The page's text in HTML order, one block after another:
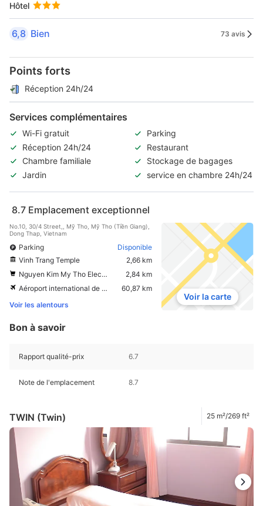
Hôtel
6,8 Bien 73 avis
Points forts
Réception 24h/24
Services complémentaires
Wi-Fi gratuit
Parking
Réception 24h/24
Restaurant
Chambre familiale
Stockage de bagages
Jardin
service en chambre 24h/24
8.7 Emplacement exceptionnel
No.10, 30/4 Street,, Mỹ Tho, Mỹ Tho (Tiền Giang),
Dong Thap, Vietnam
Parking
Disponible
Vinh Trang Temple
2,66 km
Nguyen Kim My Tho Electronic Supermarket
2,84 km
Aéroport international de Tan Son Nhat
60,87 km
Voir les alentours
Voir la carte
Bon à savoir
Rapport qualité-prix 6.7
Note de l'emplacement 8.7
TWIN (Twin) 25 m²/269 ft²